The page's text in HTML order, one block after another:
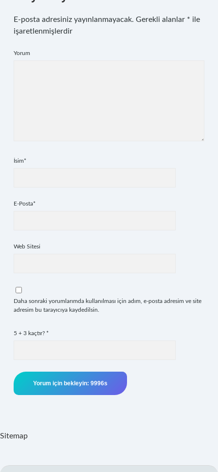
E-posta adresiniz yayınlanmayacak. Gerekli alanlar * ile
işaretlenmişlerdir
Yorum
İsim*
E-Posta*
Web Sitesi
Daha sonraki yorumlarımda kullanılması için adım, e-posta adresim ve site
adresim bu tarayıcıya kaydedilsin.
5 + 3 kaçtır? *
Sitemap